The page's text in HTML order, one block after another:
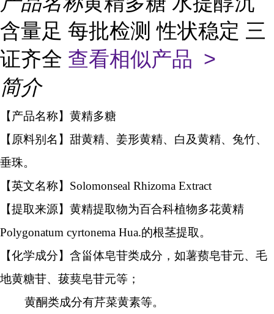
含量足 每批检测 性状稳定 三
证齐全 查看相似产品 >
简介
【产品名称】黄精多糖
【原料别名】甜黄精、姜形黄精、白及黄精、兔竹、
垂珠。
【英文名称】Solomonseal Rhizoma Extract
【提取来源】黄精提取物为百合科植物多花黄精
Polygonatum cyrtonema Hua.的根茎提取。
【化学成分】含甾体皂苷类成分，如薯蓣皂苷元、毛
地黄糖苷、菝葜皂苷元等；
黄酮类成分有芹菜黄素等。